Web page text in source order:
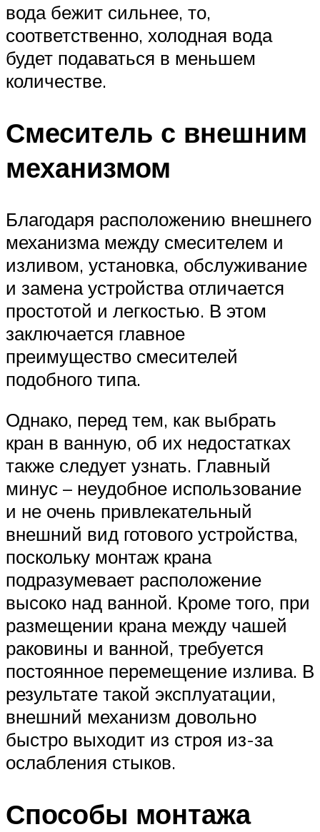
вода бежит сильнее, то,
соответственно, холодная вода
будет подаваться в меньшем
количестве.
Смеситель с внешним
механизмом
Благодаря расположению внешнего
механизма между смесителем и
изливом, установка, обслуживание
и замена устройства отличается
простотой и легкостью. В этом
заключается главное
преимущество смесителей
подобного типа.
Однако, перед тем, как выбрать
кран в ванную, об их недостатках
также следует узнать. Главный
минус – неудобное использование
и не очень привлекательный
внешний вид готового устройства,
поскольку монтаж крана
подразумевает расположение
высоко над ванной. Кроме того, при
размещении крана между чашей
раковины и ванной, требуется
постоянное перемещение излива. В
результате такой эксплуатации,
внешний механизм довольно
быстро выходит из строя из-за
ослабления стыков.
Способы монтажа